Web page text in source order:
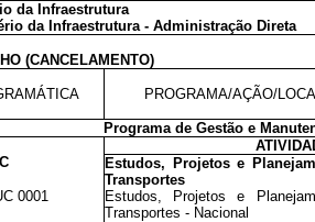
da Infraestrutura
da Infraestrutura - Administração Direta
(CANCELAMENTO)
PROGRAMA/AÇÃO/
Programa de Gestão e
Estudos, Projetos e
Transportes
0001
Estudos, Projetos e
Transportes - Nacional